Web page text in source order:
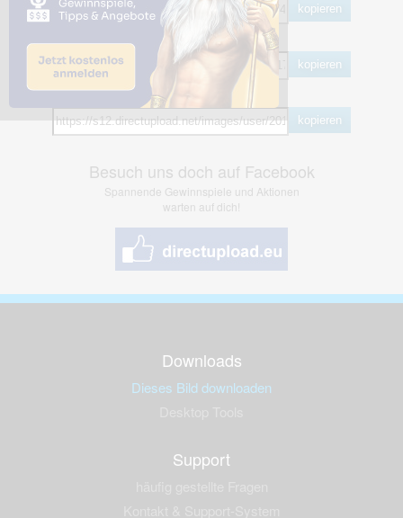
kopieren
BB Code
kopieren
kopieren
Besuch uns doch auf Facebook
Spannende Gewinnspiele und Aktionen
warten auf dich!
Downloads
Dieses Bild downloaden
Support